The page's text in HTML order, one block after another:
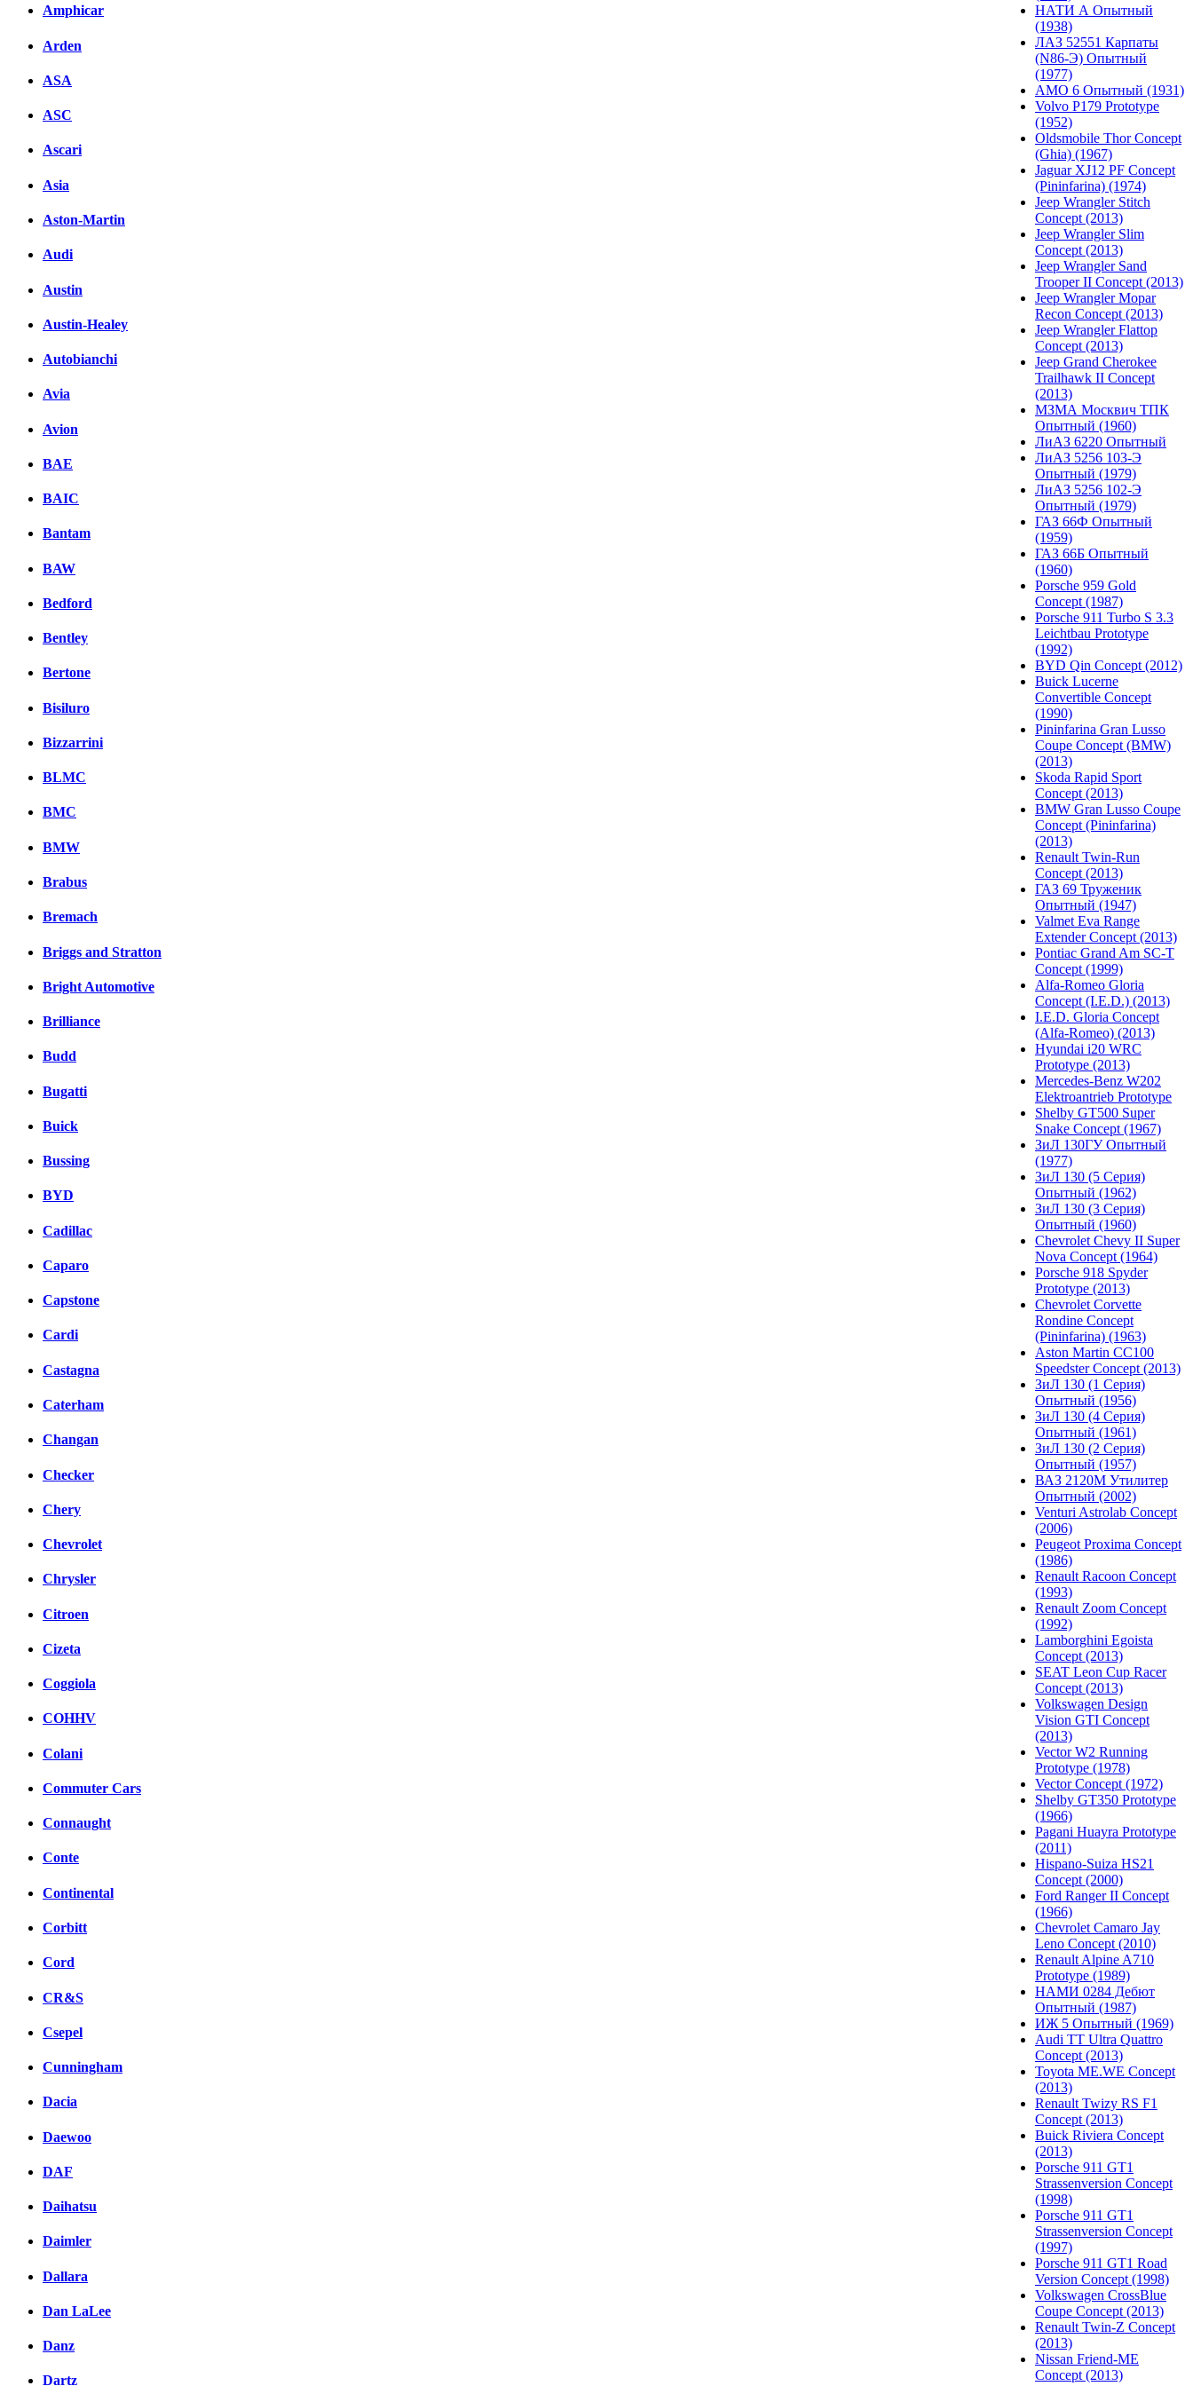
Amphicar
Arden
ASA
ASC
Ascari
Asia
Aston-Martin
Audi
Austin
Austin-Healey
Autobianchi
Avia
Avion
BAE
BAIC
Bantam
BAW
Bedford
Bentley
Bertone
Bisiluro
Bizzarrini
BLMC
BMC
BMW
Brabus
Bremach
Briggs and Stratton
Bright Automotive
Brilliance
Budd
Bugatti
Buick
Bussing
BYD
Cadillac
Caparo
Capstone
Cardi
Castagna
Caterham
Changan
Checker
Chery
Chevrolet
Chrysler
Citroen
Cizeta
Coggiola
COHHV
Colani
Commuter Cars
Connaught
Conte
Continental
Corbitt
Cord
CR&S
Csepel
Cunningham
Dacia
Daewoo
DAF
Daihatsu
Daimler
Dallara
Dan LaLee
Danz
Dartz
НАТИ А Опытный
(1938)
ЛАЗ 52551 Карпаты
(N86-Э) Опытный
(1977)
АМО 6 Опытный (1931)
Volvo P179 Prototype
(1952)
Oldsmobile Thor Concept
(Ghia) (1967)
Jaguar XJ12 PF Concept
(Pininfarina) (1974)
Jeep Wrangler Stitch
Concept (2013)
Jeep Wrangler Slim
Concept (2013)
Jeep Wrangler Sand
Trooper II Concept (2013)
Jeep Wrangler Mopar
Recon Concept (2013)
Jeep Wrangler Flattop
Concept (2013)
Jeep Grand Cherokee
Trailhawk II Concept
(2013)
МЗМА Москвич ТПК
Опытный (1960)
ЛиАЗ 6220 Опытный
ЛиАЗ 5256 103-Э
Опытный (1979)
ЛиАЗ 5256 102-Э
Опытный (1979)
ГАЗ 66Ф Опытный
(1959)
ГАЗ 66Б Опытный
(1960)
Porsche 959 Gold
Concept (1987)
Porsche 911 Turbo S 3.3
Leichtbau Prototype
(1992)
BYD Qin Concept (2012)
Buick Lucerne
Convertible Concept
(1990)
Pininfarina Gran Lusso
Coupe Concept (BMW)
(2013)
Skoda Rapid Sport
Concept (2013)
BMW Gran Lusso Coupe
Concept (Pininfarina)
(2013)
Renault Twin-Run
Concept (2013)
ГАЗ 69 Труженик
Опытный (1947)
Valmet Eva Range
Extender Concept (2013)
Pontiac Grand Am SC-T
Concept (1999)
Alfa-Romeo Gloria
Concept (I.E.D.) (2013)
I.E.D. Gloria Concept
(Alfa-Romeo) (2013)
Hyundai i20 WRC
Prototype (2013)
Mercedes-Benz W202
Elektroantrieb Prototype
Shelby GT500 Super
Snake Concept (1967)
ЗиЛ 130ГУ Опытный
(1977)
ЗиЛ 130 (5 Серия)
Опытный (1962)
ЗиЛ 130 (3 Серия)
Опытный (1960)
Chevrolet Chevy II Super
Nova Concept (1964)
Porsche 918 Spyder
Prototype (2013)
Chevrolet Corvette
Rondine Concept
(Pininfarina) (1963)
Aston Martin CC100
Speedster Concept (2013)
ЗиЛ 130 (1 Серия)
Опытный (1956)
ЗиЛ 130 (4 Серия)
Опытный (1961)
ЗиЛ 130 (2 Серия)
Опытный (1957)
ВАЗ 2120М Утилитер
Опытный (2002)
Venturi Astrolab Concept
(2006)
Peugeot Proxima Concept
(1986)
Renault Racoon Concept
(1993)
Renault Zoom Concept
(1992)
Lamborghini Egoista
Concept (2013)
SEAT Leon Cup Racer
Concept (2013)
Volkswagen Design
Vision GTI Concept
(2013)
Vector W2 Running
Prototype (1978)
Vector Concept (1972)
Shelby GT350 Prototype
(1966)
Pagani Huayra Prototype
(2011)
Hispano-Suiza HS21
Concept (2000)
Ford Ranger II Concept
(1966)
Chevrolet Camaro Jay
Leno Concept (2010)
Renault Alpine A710
Prototype (1989)
НАМИ 0284 Дебют
Опытный (1987)
ИЖ 5 Опытный (1969)
Audi TT Ultra Quattro
Concept (2013)
Toyota ME.WE Concept
(2013)
Renault Twizy RS F1
Concept (2013)
Buick Riviera Concept
(2013)
Porsche 911 GT1
Strassenversion Concept
(1998)
Porsche 911 GT1
Strassenversion Concept
(1997)
Porsche 911 GT1 Road
Version Concept (1998)
Volkswagen CrossBlue
Coupe Concept (2013)
Renault Twin-Z Concept
(2013)
Nissan Friend-ME
Concept (2013)